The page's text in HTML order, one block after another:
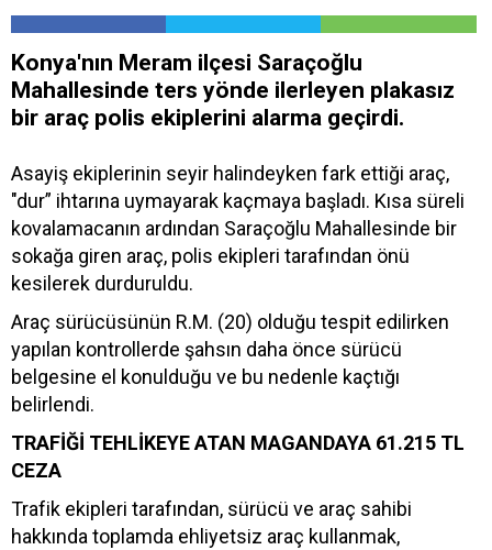
Konya'nın Meram ilçesi Saraçoğlu
Mahallesinde ters yönde ilerleyen plakasız
bir araç polis ekiplerini alarma geçirdi.
Asayiş ekiplerinin seyir halindeyken fark ettiği araç,
"dur” ihtarına uymayarak kaçmaya başladı. Kısa süreli
kovalamacanın ardından Saraçoğlu Mahallesinde bir
sokağa giren araç, polis ekipleri tarafından önü
kesilerek durduruldu.
Araç sürücüsünün R.M. (20) olduğu tespit edilirken
yapılan kontrollerde şahsın daha önce sürücü
belgesine el konulduğu ve bu nedenle kaçtığı
belirlendi.
TRAFİĞİ TEHLİKEYE ATAN MAGANDAYA 61.215 TL
CEZA
Trafik ekipleri tarafından, sürücü ve araç sahibi
hakkında toplamda ehliyetsiz araç kullanmak,